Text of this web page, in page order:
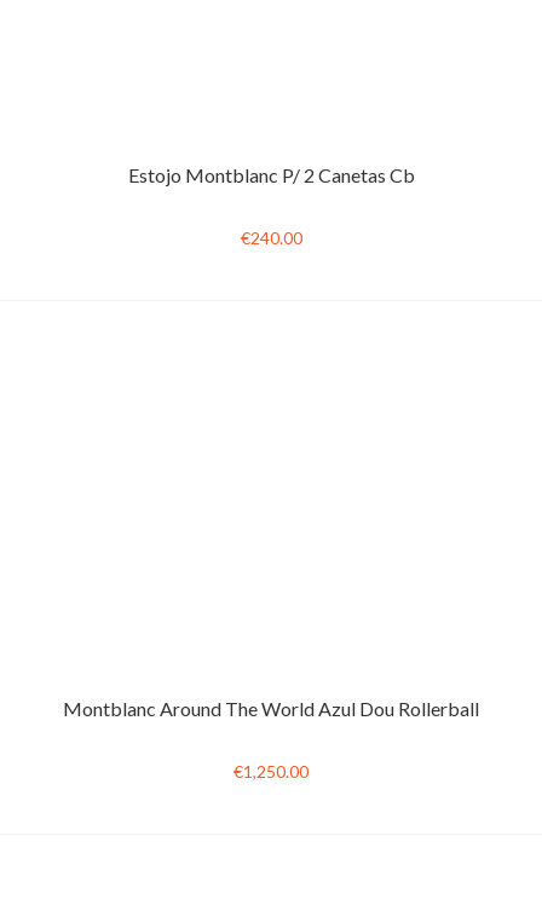
Estojo Montblanc P/ 2 Canetas Cb
€240.00
Montblanc Around The World Azul Dou Rollerball
€1,250.00